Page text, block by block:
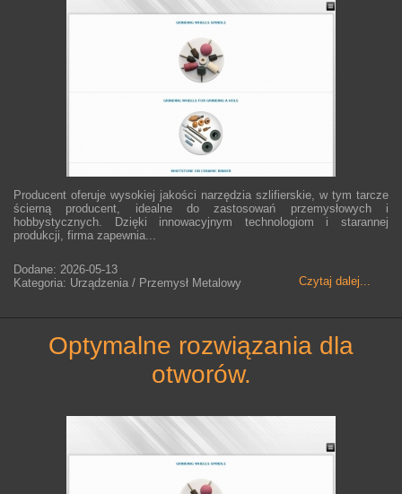
Producent oferuje wysokiej jakości narzędzia szlifierskie, w tym tarcze
ścierną producent, idealne do zastosowań przemysłowych i
hobbystycznych. Dzięki innowacyjnym technologiom i starannej
produkcji, firma zapewnia...
Czytaj dalej...
Dodane: 2026-05-13
Kategoria: Urządzenia / Przemysł Metalowy
optymalne rozwiązania dla
otworów.